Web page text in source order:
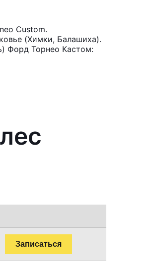
Custom.
(Химки, Балашиха).
Форд Торнео Кастом:
Записаться